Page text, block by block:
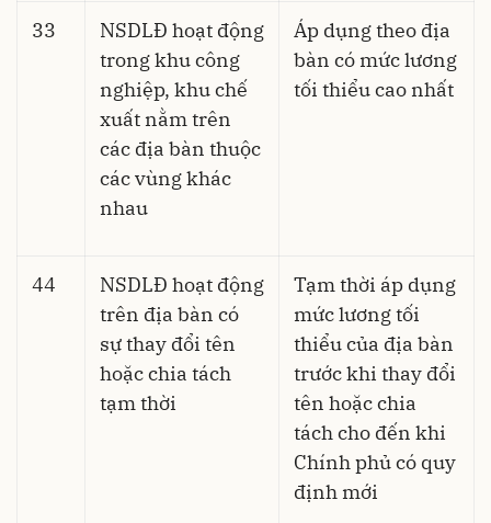
33
NSDLĐ hoạt động
trong khu công
nghiệp, khu chế
xuất nằm trên
các địa bàn thuộc
các vùng khác
nhau
Áp dụng theo địa
bàn có mức lương
tối thiểu cao nhất
44
NSDLĐ hoạt động
trên địa bàn có
sự thay đổi tên
hoặc chia tách
tạm thời
Tạm thời áp dụng
mức lương tối
thiểu của địa bàn
trước khi thay đổi
tên hoặc chia
tách cho đến khi
Chính phủ có quy
định mới